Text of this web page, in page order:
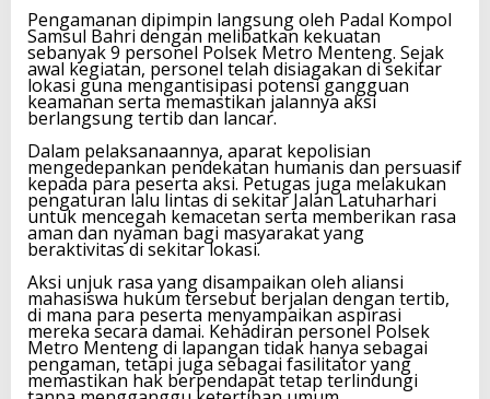
‎Pengamanan dipimpin langsung oleh Padal Kompol
Samsul Bahri dengan melibatkan kekuatan
sebanyak 9 personel Polsek Metro Menteng. Sejak
awal kegiatan, personel telah disiagakan di sekitar
lokasi guna mengantisipasi potensi gangguan
keamanan serta memastikan jalannya aksi
berlangsung tertib dan lancar.
‎Dalam pelaksanaannya, aparat kepolisian
mengedepankan pendekatan humanis dan persuasif
kepada para peserta aksi. Petugas juga melakukan
pengaturan lalu lintas di sekitar Jalan Latuharhari
untuk mencegah kemacetan serta memberikan rasa
aman dan nyaman bagi masyarakat yang
beraktivitas di sekitar lokasi.
‎Aksi unjuk rasa yang disampaikan oleh aliansi
mahasiswa hukum tersebut berjalan dengan tertib,
di mana para peserta menyampaikan aspirasi
mereka secara damai. Kehadiran personel Polsek
Metro Menteng di lapangan tidak hanya sebagai
pengaman, tetapi juga sebagai fasilitator yang
memastikan hak berpendapat tetap terlindungi